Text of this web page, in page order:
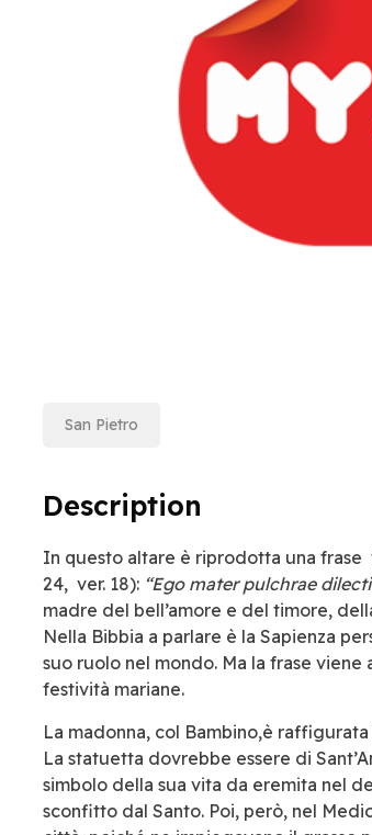
San Pietro
Description
In questo altare è riprodotta una
24, ver. 18): “Ego mater pulchrae
madre del bell’amore e del timore,
Nella Bibbia a parlare è la Sapienza
suo ruolo nel mondo. Ma la frase
festività mariane.
La madonna, col Bambino,è
La statuetta dovrebbe essere di
simbolo della sua vita da eremita nel
sconfitto dal Santo. Poi, però, nel